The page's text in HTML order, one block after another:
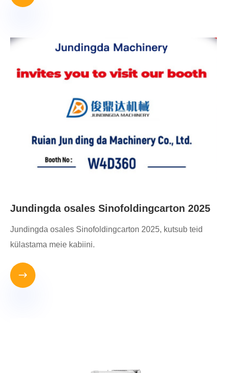
Jundingda osales Sinofoldingcarton 2025
Jundingda osales Sinofoldingcarton 2025, kutsub teid
külastama meie kabiini.
